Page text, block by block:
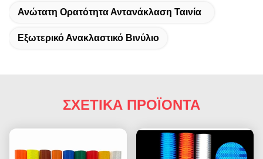
Ανώτατη Ορατότητα Αντανάκλαση Ταινία
Εξωτερικό Ανακλαστικό Βινύλιο
ΣΧΕΤΙΚΑ ΠΡΟΪΟΝΤΑ